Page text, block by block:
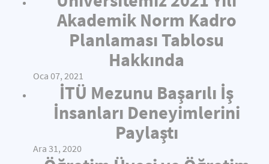
Akademik Norm Kadro
Planlaması Tablosu
Hakkında
Oca 07, 2021
İTÜ Mezunu Başarılı İş
İnsanları Deneyimlerini
Paylaştı
Ara 31, 2020